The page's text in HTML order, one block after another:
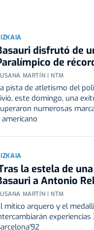
disfrutó de
de
MARTÍN | NTM
pista de atletismo del
este domingo, una
numerosas
americano
la estela de
a Antonio
MARTÍN | NTM
mítico arquero y el